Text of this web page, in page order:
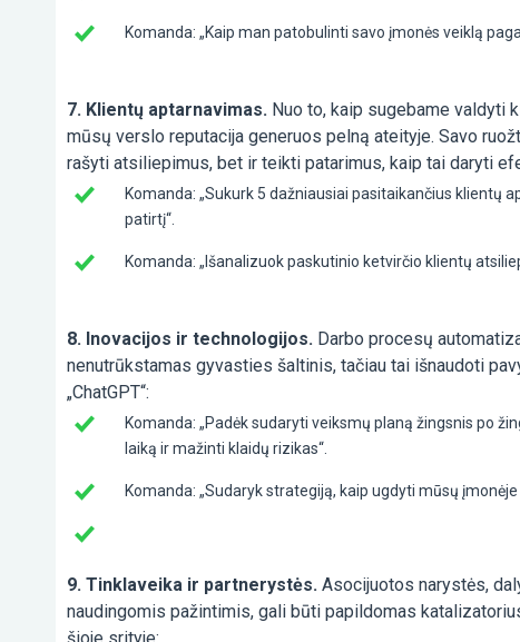
Komanda: „Kaip man patobulinti savo įmonės veiklą
7. Klientų aptarnavimas. Nuo to, kaip sugebame valdyti
mūsų verslo reputacija generuos pelną ateityje. Savo
rašyti atsiliepimus, bet ir teikti patarimus, kaip tai daryti
Komanda: „Sukurk 5 dažniausiai pasitaikančius klientų
patirtį“.
Komanda: „Išanalizuok paskutinio ketvirčio klientų
8. Inovacijos ir technologijos. Darbo procesų
nenutrūkstamas gyvasties šaltinis, tačiau tai išnaudoti
„ChatGPT“:
Komanda: „Padėk sudaryti veiksmų planą žingsnis po
laiką ir mažinti klaidų rizikas“.
Komanda: „Sudaryk strategiją, kaip ugdyti mūsų
9. Tinklaveika ir partnerystės. Asocijuotos narystės,
naudingomis pažintimis, gali būti papildomas